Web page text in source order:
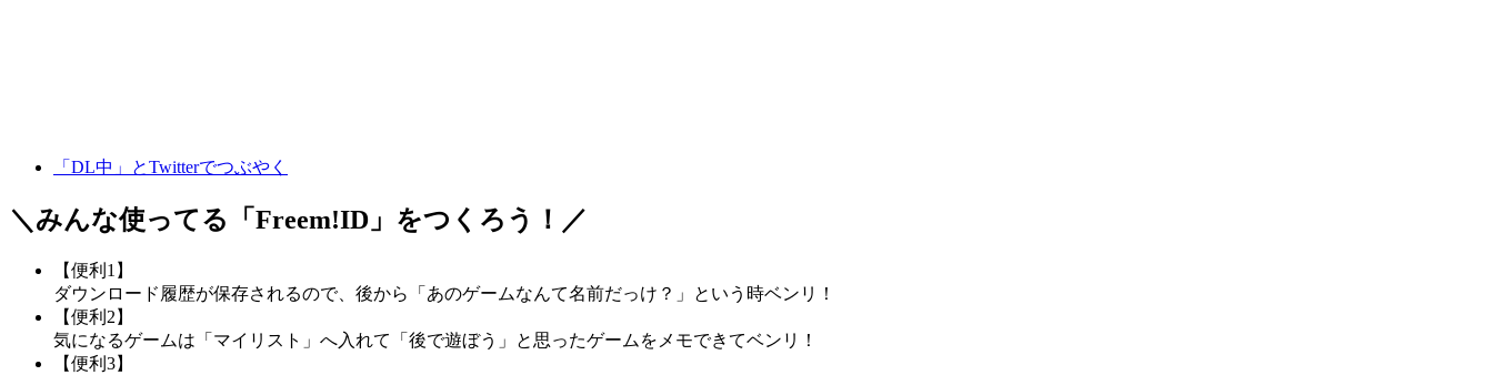
「DL中」とTwitterでつぶやく
＼みんな使ってる「 Freem!ID 」をつくろう！／
【便利1】
ダウンロード履歴が保存されるので、後から「あのゲームなんて名前だっけ？」という時ベンリ！
【便利2】
気になるゲームは「マイリスト」へ入れて「後で遊ぼう」と思ったゲームをメモできてベンリ！
【便利3】